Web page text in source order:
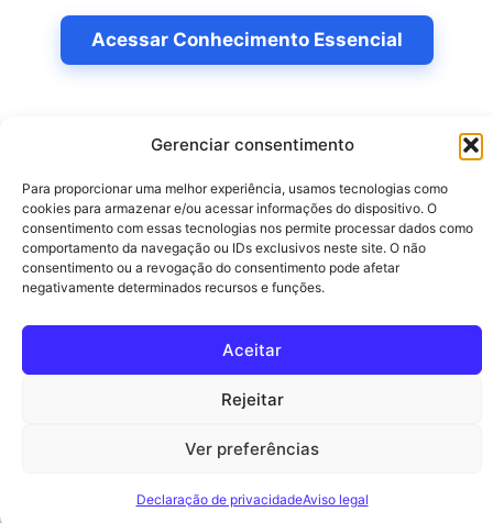
Gerenciar consentimento
Para proporcionar uma melhor experiência, usamos tecnologias como
cookies para armazenar e/ou acessar informações do dispositivo. O
consentimento com essas tecnologias nos permite processar dados como
comportamento da navegação ou IDs exclusivos neste site. O não
consentimento ou a revogação do consentimento pode afetar
negativamente determinados recursos e funções.
Aceitar
Rejeitar
Ver preferências
Declaração de privacidadeAviso legal
Acessar Conhecimento Essencial
Pesquisar
Pesquisar